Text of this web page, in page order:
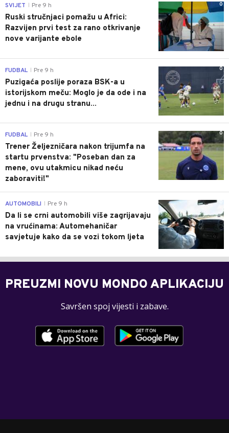
0
SVIJET Pre 9 h
Ruski stručnjaci pomažu u Africi:
Razvijen prvi test za rano otkrivanje
nove varijante ebole
0
FUDBAL Pre 9 h
Puzigaća poslije poraza BSK-a u
istorijskom meču: Moglo je da ode i na
jednu i na drugu stranu...
0
FUDBAL Pre 9 h
Trener Željezničara nakon trijumfa na
startu prvenstva: "Poseban dan za
mene, ovu utakmicu nikad neću
zaboraviti!"
AUTOMOBILI Pre 9 h
Da li se crni automobili više zagrijavaju
na vrućinama: Automehaničar
savjetuje kako da se vozi tokom ljeta
PREUZMI NOVU MONDO APLIKACIJU
Savršen spoj vijesti i zabave.